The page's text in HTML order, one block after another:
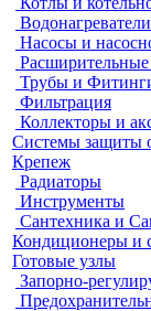
Водонагреватели
Насосы и
Расширительные
Трубы и
Фильтрация
Коллекторы и
Системы защиты
Крепеж
Радиаторы
Инструменты
Сантехника и
Кондиционеры и
Готовые узлы
Запорно-